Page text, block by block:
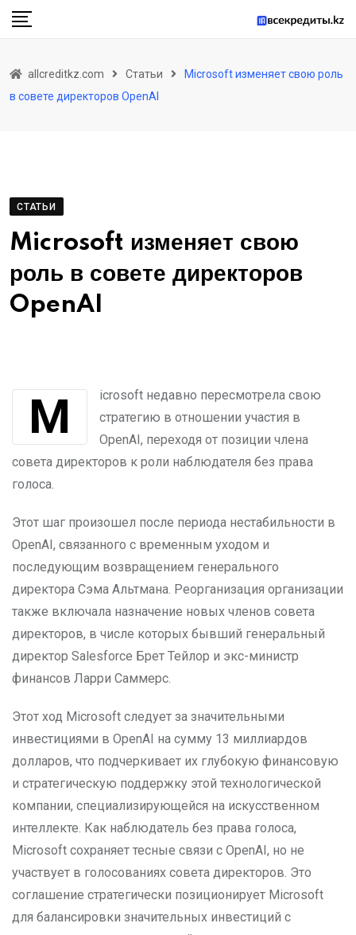
Skip
allcreditkz.com Статьи
Microsoft изменяет свою роль
в совете директоров OpenAI
СТАТЬИ
Microsoft изменяет свою
роль в совете директоров
OpenAI
Microsoft недавно пересмотрела свою
стратегию в отношении участия в
OpenAI, переходя от позиции члена
совета директоров к роли наблюдателя без права
голоса.
Этот шаг произошел после периода нестабильности в
OpenAI, связанного с временным уходом и
последующим возвращением генерального
директора Сэма Альтмана. Реорганизация организации
также включала назначение новых членов совета
директоров, в числе которых бывший генеральный
директор Salesforce Брет Тейлор и экс-министр
финансов Ларри Саммерс.
Этот ход Microsoft следует за значительными
инвестициями в OpenAI на сумму 13 миллиардов
долларов, что подчеркивает их глубокую финансовую
и стратегическую поддержку этой технологической
компании, специализирующейся на искусственном
интеллекте. Как наблюдатель без права голоса,
Microsoft сохраняет тесные связи с OpenAI, но не
участвует в голосованиях совета директоров. Это
соглашение стратегически позиционирует Microsoft
для балансировки значительных инвестиций с